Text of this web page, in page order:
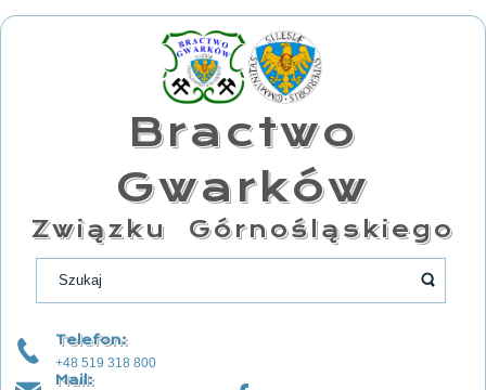
Bractwo
Gwarków
Związku Górnośląskiego
Telefon:
+48 519 318 800
Mail: